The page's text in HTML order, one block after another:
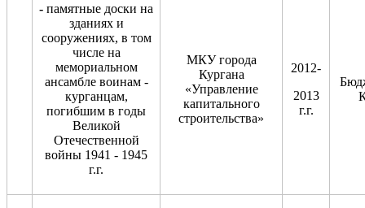
- памятные доски на
зданиях и
сооружениях, в том
числе на
мемориальном
ансамбле воинам -
курганцам,
погибшим в годы
Великой
Отечественной
войны 1941 - 1945
г.г.
МКУ города
Кургана
«Управление
капитального
строительства»
2012-
2013
г.г.